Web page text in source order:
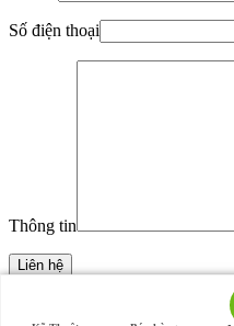
Số điện thoại
Thông tin